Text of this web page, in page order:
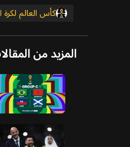
كأس العالم لكرة
المزيد من